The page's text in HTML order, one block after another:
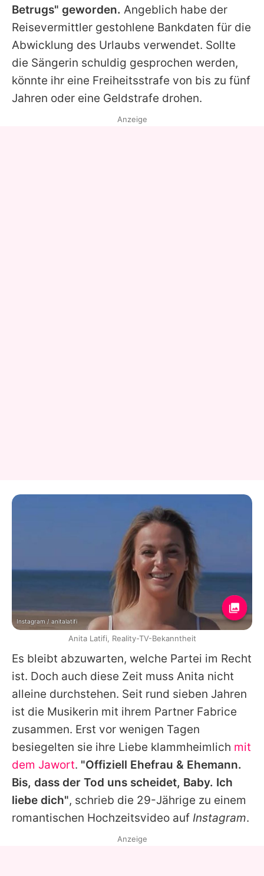
Betrugs" geworden. Angeblich habe der
Reisevermittler gestohlene Bankdaten für die
Abwicklung des Urlaubs verwendet. Sollte
die Sängerin schuldig gesprochen werden,
könnte ihr eine Freiheitsstrafe von bis zu fünf
Jahren oder eine Geldstrafe drohen.
Es bleibt abzuwarten, welche Partei im Recht
ist. Doch auch diese Zeit muss Anita nicht
alleine durchstehen. Seit rund sieben Jahren
ist die Musikerin mit ihrem Partner Fabrice
zusammen. Erst vor wenigen Tagen
besiegelten sie ihre Liebe klammheimlich mit
dem Jawort. "Offiziell Ehefrau & Ehemann.
Bis, dass der Tod uns scheidet, Baby. Ich
liebe dich", schrieb die 29-Jährige zu einem
romantischen Hochzeitsvideo auf Instagram.
Anzeige
Instagram / anitalatifi
Anita Latifi, Reality-TV-Bekanntheit
Anzeige